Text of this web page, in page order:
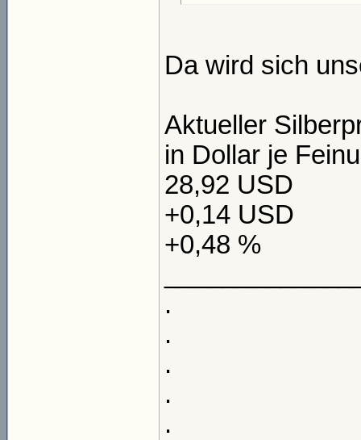
Da wird sich
Aktueller
in Dollar je
28,92 USD
+0,14 USD
+0,48 %
.
.
.
.
.